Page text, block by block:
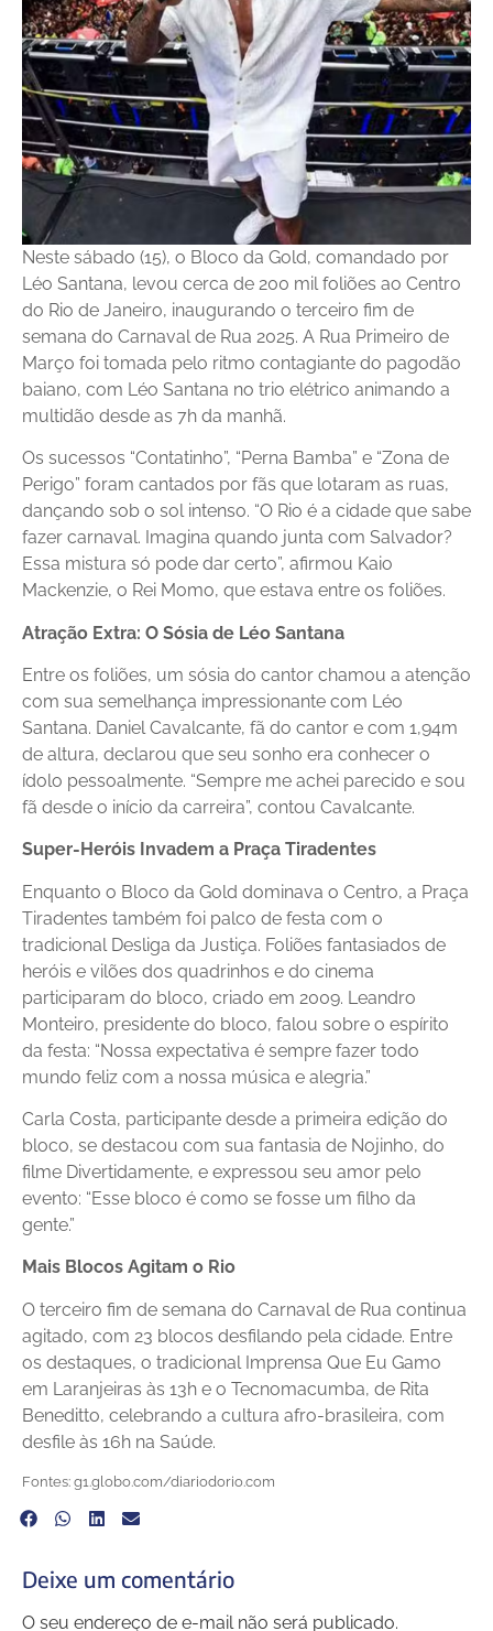
Neste sábado (15), o Bloco da Gold, comandado por
Léo Santana, levou cerca de 200 mil foliões ao Centro
do Rio de Janeiro, inaugurando o terceiro fim de
semana do Carnaval de Rua 2025. A Rua Primeiro de
Março foi tomada pelo ritmo contagiante do pagodão
baiano, com Léo Santana no trio elétrico animando a
multidão desde as 7h da manhã.
Os sucessos “Contatinho”, “Perna Bamba” e “Zona de
Perigo” foram cantados por fãs que lotaram as ruas,
dançando sob o sol intenso. “O Rio é a cidade que sabe
fazer carnaval. Imagina quando junta com Salvador?
Essa mistura só pode dar certo”, afirmou Kaio
Mackenzie, o Rei Momo, que estava entre os foliões.
Atração Extra: O Sósia de Léo Santana
Entre os foliões, um sósia do cantor chamou a atenção
com sua semelhança impressionante com Léo
Santana. Daniel Cavalcante, fã do cantor e com 1,94m
de altura, declarou que seu sonho era conhecer o
ídolo pessoalmente. “Sempre me achei parecido e sou
fã desde o início da carreira”, contou Cavalcante.
Super-Heróis Invadem a Praça Tiradentes
Enquanto o Bloco da Gold dominava o Centro, a Praça
Tiradentes também foi palco de festa com o
tradicional Desliga da Justiça. Foliões fantasiados de
heróis e vilões dos quadrinhos e do cinema
participaram do bloco, criado em 2009. Leandro
Monteiro, presidente do bloco, falou sobre o espírito
da festa: “Nossa expectativa é sempre fazer todo
mundo feliz com a nossa música e alegria.”
Carla Costa, participante desde a primeira edição do
bloco, se destacou com sua fantasia de Nojinho, do
filme Divertidamente, e expressou seu amor pelo
evento: “Esse bloco é como se fosse um filho da
gente.”
Mais Blocos Agitam o Rio
O terceiro fim de semana do Carnaval de Rua continua
agitado, com 23 blocos desfilando pela cidade. Entre
os destaques, o tradicional Imprensa Que Eu Gamo
em Laranjeiras às 13h e o Tecnomacumba, de Rita
Beneditto, celebrando a cultura afro-brasileira, com
desfile às 16h na Saúde.
Fontes: g1.globo.com/diariodorio.com
Deixe um comentário
O seu endereço de e-mail não será publicado.